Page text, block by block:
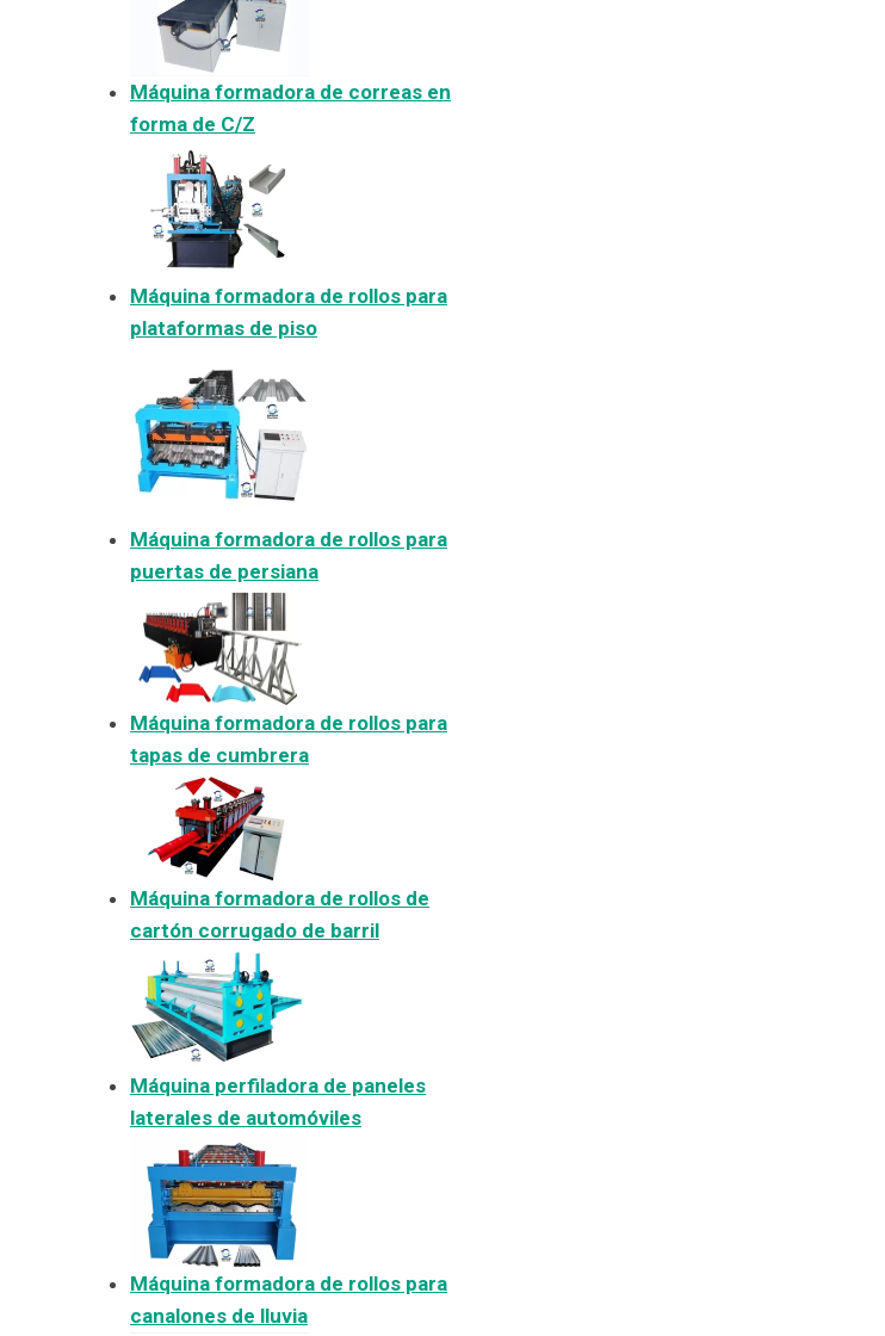
Máquina formadora de correas en
forma de C/Z
Máquina formadora de rollos para
plataformas de piso
Máquina formadora de rollos para
puertas de persiana
Máquina formadora de rollos para
tapas de cumbrera
Máquina formadora de rollos de
cartón corrugado de barril
Máquina perfiladora de paneles
laterales de automóviles
Máquina formadora de rollos para
canalones de lluvia